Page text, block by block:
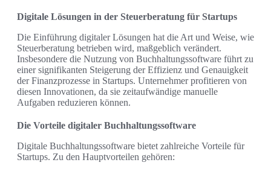
Digitale Lösungen in der Steuerberatung für Startups
Die Einführung digitaler Lösungen hat die Art und Weise, wie
Steuerberatung betrieben wird, maßgeblich verändert.
Insbesondere die Nutzung von Buchhaltungssoftware führt zu
einer signifikanten Steigerung der Effizienz und Genauigkeit
der Finanzprozesse in Startups. Unternehmer profitieren von
diesen Innovationen, da sie zeitaufwändige manuelle
Aufgaben reduzieren können.
Die Vorteile digitaler Buchhaltungssoftware
Digitale Buchhaltungssoftware bietet zahlreiche Vorteile für
Startups. Zu den Hauptvorteilen gehören: